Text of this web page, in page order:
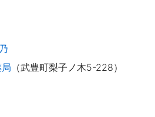
（武豊町梨子ノ木5-228）